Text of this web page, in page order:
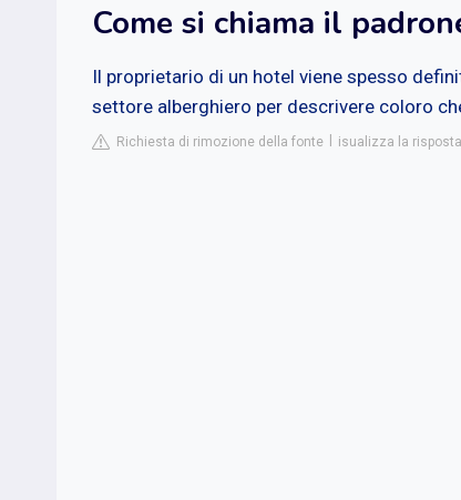
Come si chiama il
Il proprietario di un hotel viene spesso
settore alberghiero per descrivere coloro
Richiesta di rimozione della fonte isualizza la